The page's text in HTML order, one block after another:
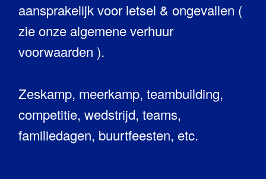
aansprakelijk voor letsel & ongevallen (
zie onze algemene verhuur
voorwaarden ).
Zeskamp, meerkamp, teambuilding,
competitie, wedstrijd, teams,
familiedagen, buurtfeesten, etc.